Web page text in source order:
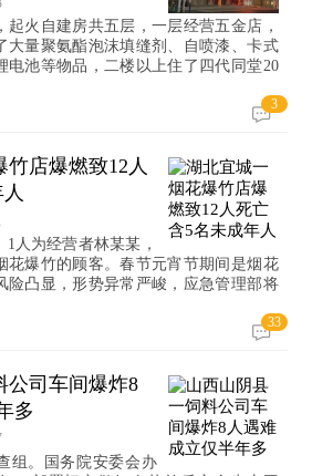
起火自建房共五层，一层经营五金店，
大量聚氨酯泡沫填缝剂、自喷漆、卡式
电池等物品，二楼以上住了四代同堂20
3
店爆燃致12人
人为经营者林某某，
花爆竹的顾客。春节元宵节期间是烟花
险凸显，形势异常严峻，应急管理部将
33
公司车间爆炸8
多
组。国务院安委会办